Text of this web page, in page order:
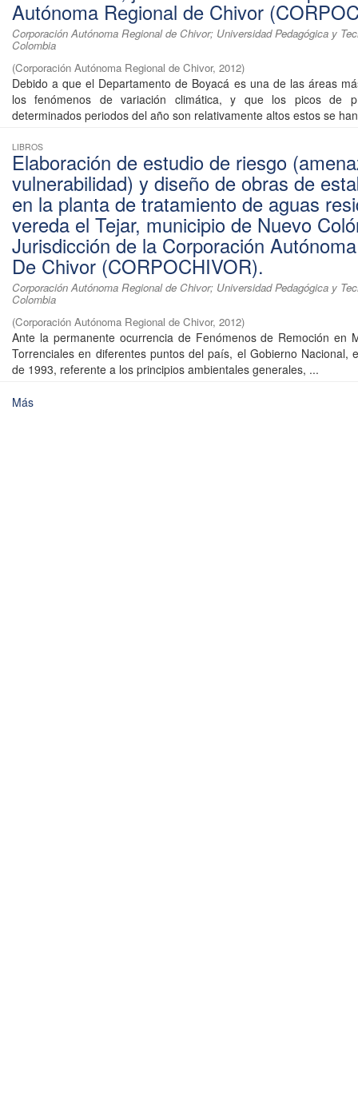
Autónoma Regional de Chivor
Corporación Autónoma Regional de Chivor; Universidad Pedagógica y
Colombia
(Corporación Autónoma Regional de Chivor, 2012)
Debido a que el Departamento de Boyacá es una de las áreas
los fenómenos de variación climática, y que los picos de
determinados periodos del año son relativamente altos estos se
LIBROS
Elaboración de estudio de riesgo
vulnerabilidad) y diseño de obras de
en la planta de tratamiento de aguas
vereda el Tejar, municipio de Nuevo
Jurisdicción de la Corporación
De Chivor (CORPOCHIVOR).
Corporación Autónoma Regional de Chivor; Universidad Pedagógica y
Colombia
(Corporación Autónoma Regional de Chivor, 2012)
Ante la permanente ocurrencia de Fenómenos de Remoción en
Torrenciales en diferentes puntos del país, el Gobierno Nacional,
de 1993, referente a los principios ambientales generales, ...
Más